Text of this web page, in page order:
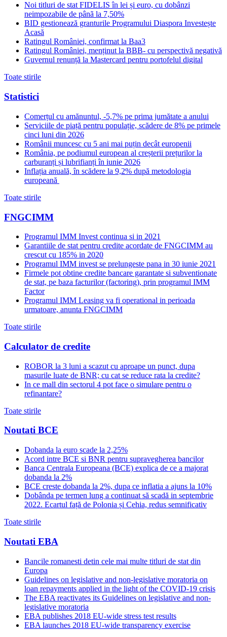
Noi titluri de stat FIDELIS în lei și euro, cu dobânzi
neimpozabile de pânã la 7,50%
BID gestionează granturile Programului Diaspora Investește
Acasă
Ratingul României, confirmat la Baa3
Ratingul României, menținut la BBB- cu perspectivă negativă
Guvernul renunță la Mastercard pentru portofelul digital
Toate stirile
Statistici
Comerțul cu amănuntul, -5,7% pe prima jumătate a anului
Serviciile de piață pentru populație, scădere de 8% pe primele
cinci luni din 2026
Românii muncesc cu 5 ani mai puțin decât europenii
România, pe podiumul european al creșterii prețurilor la
carburanți și lubrifianți în iunie 2026
Inflația anuală, în scădere la 9,2% după metodologia
europeană
Toate stirile
FNGCIMM
Programul IMM Invest continua si in 2021
Garantiile de stat pentru credite acordate de FNGCIMM au
crescut cu 185% in 2020
Programul IMM invest se prelungeste pana in 30 iunie 2021
Firmele pot obtine credite bancare garantate si subventionate
de stat, pe baza facturilor (factoring), prin programul IMM
Factor
Programul IMM Leasing va fi operational in perioada
urmatoare, anunta FNGCIMM
Toate stirile
Calculator de credite
ROBOR la 3 luni a scazut cu aproape un punct, dupa
masurile luate de BNR; cu cat se reduce rata la credite?
In ce mall din sectorul 4 pot face o simulare pentru o
refinantare?
Toate stirile
Noutati BCE
Dobanda la euro scade la 2,25%
Acord intre BCE si BNR pentru supravegherea bancilor
Banca Centrala Europeana (BCE) explica de ce a majorat
dobanda la 2%
BCE creste dobanda la 2%, dupa ce inflatia a ajuns la 10%
Dobânda pe termen lung a continuat să scadă in septembrie
2022. Ecartul față de Polonia și Cehia, redus semnificativ
Toate stirile
Noutati EBA
Bancile romanesti detin cele mai multe titluri de stat din
Europa
Guidelines on legislative and non-legislative moratoria on
loan repayments applied in the light of the COVID-19 crisis
The EBA reactivates its Guidelines on legislative and non-
legislative moratoria
EBA publishes 2018 EU-wide stress test results
EBA launches 2018 EU-wide transparency exercise